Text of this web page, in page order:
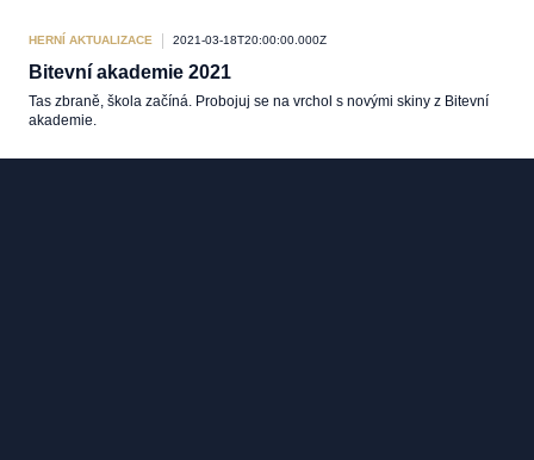
HERNÍ AKTUALIZACE 2021-03-18T20:00:00.000Z
Bitevní akademie 2021
Tas zbraně, škola začíná. Probojuj se na vrchol s novými skiny z Bitevní
akademie.